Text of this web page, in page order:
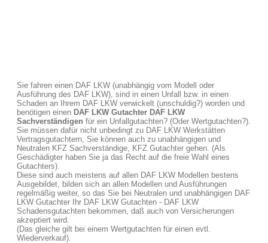
Sie fahren einen DAF LKW (unabhängig vom Modell oder
Ausführung des DAF LKW), sind in einen Unfall bzw. in einen
Schaden an Ihrem DAF LKW verwickelt (unschuldig?) worden und
benötigen einen DAF LKW Gutachter DAF LKW
Sachverständigen für ein Unfallgutachten? (Oder Wertgutachten?).
Sie müssen dafür nicht unbedingt zu DAF LKW Werkstätten
Vertragsgutachtern, Sie können auch zu unabhängigen und
Neutralen KFZ Sachverständige, KFZ Gutachter gehen. (Als
Geschädigter haben Sie ja das Recht auf die freie Wahl eines
Gutachters).
Diese sind auch meistens auf allen DAF LKW Modellen bestens
Ausgebildet, bilden sich an allen Modellen und Ausführungen
regelmäßig weiter, so das Sie bei Neutralen und unabhängigen DAF
LKW Gutachter Ihr DAF LKW Gutachten - DAF LKW
Schadensgutachten bekommen, daß auch von Versicherungen
akzeptiert wird.
(Das gleiche gilt bei einem Wertgutachten für einen evtl.
Wiederverkauf).